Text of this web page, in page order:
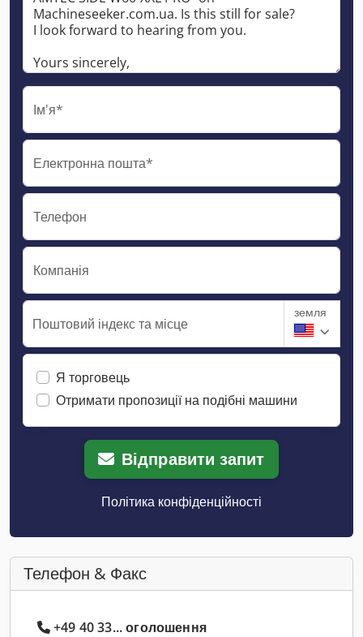
Ім'я*
Електронна пошта*
Телефон
Компанія
Поштовий індекс та місце
земля
Я торговець
Отримати пропозиції на подібні машини
Відправити запит
Політика конфіденційності
Телефон & Факс
+49 40 33... оголошення